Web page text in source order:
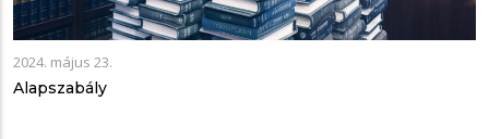
2024. május 23.
Alapszabály